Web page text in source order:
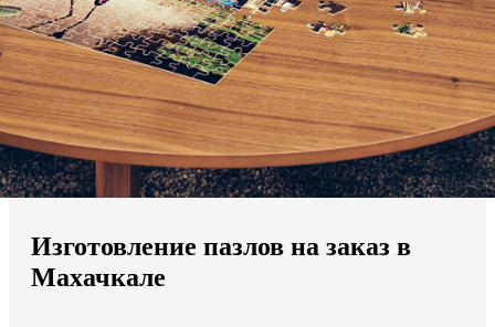
Мы доставляем по всему миру
Продолжить без города
Изготовление пазлов на заказ в
Махачкале